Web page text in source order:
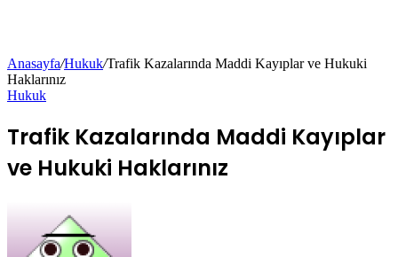
Anasayfa/Hukuk/Trafik Kazalarında Maddi Kayıplar ve Hukuki
Haklarınız
Hukuk
Trafik Kazalarında Maddi Kayıplar
ve Hukuki Haklarınız